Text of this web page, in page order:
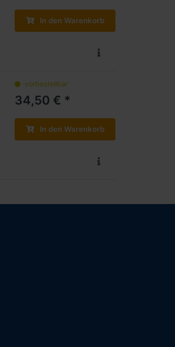
In den Warenkorb
vorbestellbar
34,50 € *
In den Warenkorb